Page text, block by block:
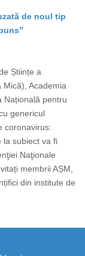
de noul tip
Științe a
Academia
Națională pentru
genericul
coronavirus:
la subiect va fi
Naţionale
membrii AȘM,
din institute de